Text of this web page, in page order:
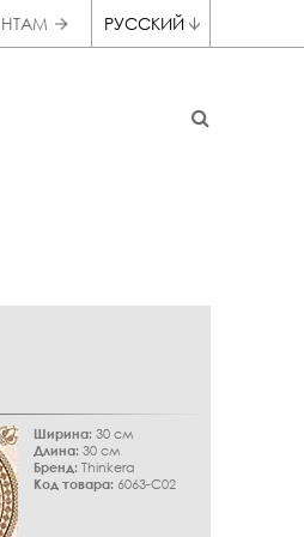
РУССКИЙ
Ширина: 30 см
Длина: 30 см
Бренд: Thinkera
Код товара: 6063-C02